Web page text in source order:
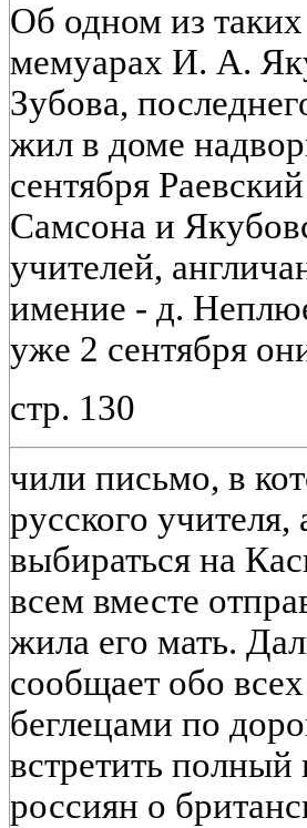
Об одном из таких
мемуарах И. А.
Зубова,
жил в доме
сентября
Самсона и
учителей,
имение - д.
уже 2 сентября
стр. 130
чили письмо, в
русского
выбираться на
всем вместе
жила его мать.
сообщает обо
беглецами по
встретить
россиян о